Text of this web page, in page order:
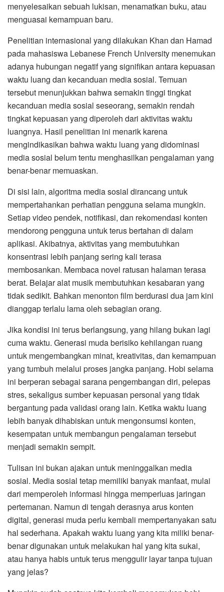
menyelesaikan sebuah lukisan, menamatkan buku, atau
menguasai kemampuan baru.
Penelitian internasional yang dilakukan Khan dan Hamad
pada mahasiswa Lebanese French University menemukan
adanya hubungan negatif yang signifikan antara kepuasan
waktu luang dan kecanduan media sosial. Temuan
tersebut menunjukkan bahwa semakin tinggi tingkat
kecanduan media sosial seseorang, semakin rendah
tingkat kepuasan yang diperoleh dari aktivitas waktu
luangnya. Hasil penelitian ini menarik karena
mengindikasikan bahwa waktu luang yang didominasi
media sosial belum tentu menghasilkan pengalaman yang
benar-benar memuaskan.
Di sisi lain, algoritma media sosial dirancang untuk
mempertahankan perhatian pengguna selama mungkin.
Setiap video pendek, notifikasi, dan rekomendasi konten
mendorong pengguna untuk terus bertahan di dalam
aplikasi. Akibatnya, aktivitas yang membutuhkan
konsentrasi lebih panjang sering kali terasa
membosankan. Membaca novel ratusan halaman terasa
berat. Belajar alat musik membutuhkan kesabaran yang
tidak sedikit. Bahkan menonton film berdurasi dua jam kini
dianggap terlalu lama oleh sebagian orang.
Jika kondisi ini terus berlangsung, yang hilang bukan lagi
cuma waktu. Generasi muda berisiko kehilangan ruang
untuk mengembangkan minat, kreativitas, dan kemampuan
yang tumbuh melalui proses jangka panjang. Hobi selama
ini berperan sebagai sarana pengembangan diri, pelepas
stres, sekaligus sumber kepuasan personal yang tidak
bergantung pada validasi orang lain. Ketika waktu luang
lebih banyak dihabiskan untuk mengonsumsi konten,
kesempatan untuk membangun pengalaman tersebut
menjadi semakin sempit.
Tulisan ini bukan ajakan untuk meninggalkan media
sosial. Media sosial tetap memiliki banyak manfaat, mulai
dari memperoleh informasi hingga memperluas jaringan
pertemanan. Namun di tengah derasnya arus konten
digital, generasi muda perlu kembali mempertanyakan satu
hal sederhana. Apakah waktu luang yang kita miliki benar-
benar digunakan untuk melakukan hal yang kita sukai,
atau hanya habis untuk terus menggulir layar tanpa tujuan
yang jelas?